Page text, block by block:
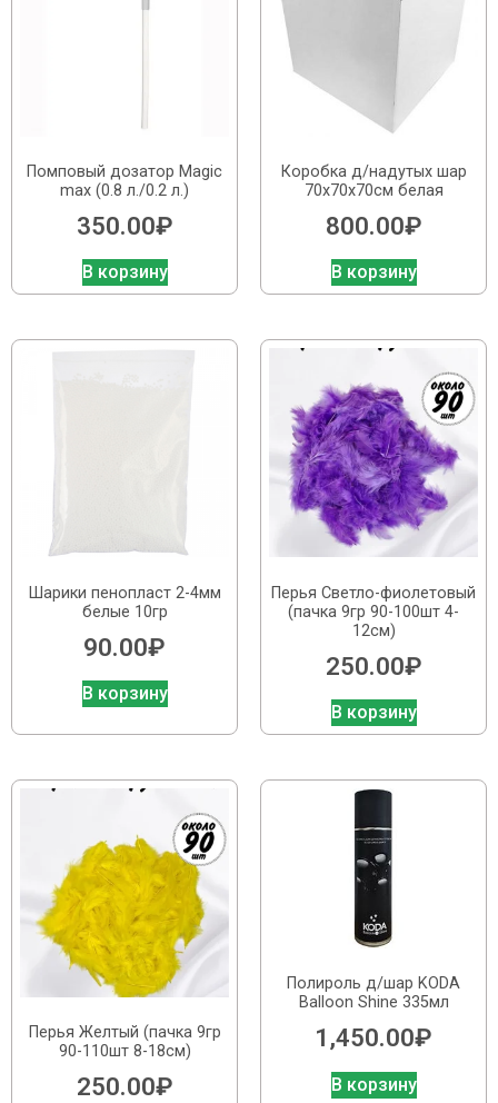
Помповый дозатор Magic
max (0.8 л./0.2 л.)
350.00₽
В корзину
Коробка д/надутых шар
70х70х70см белая
800.00₽
В корзину
Шарики пенопласт 2-4мм
белые 10гр
90.00₽
В корзину
Перья Светло-фиолетовый
(пачка 9гр 90-100шт 4-
12см)
250.00₽
В корзину
Перья Желтый (пачка 9гр
90-110шт 8-18см)
250.00₽
Полироль д/шар KODA
Balloon Shine 335мл
1,450.00₽
В корзину